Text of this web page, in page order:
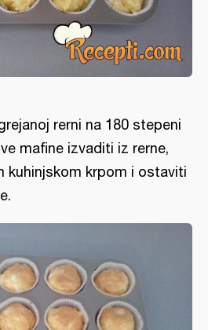
rerni na 180 stepeni
mafine izvaditi iz rerne,
kuhinjskom krpom i ostaviti